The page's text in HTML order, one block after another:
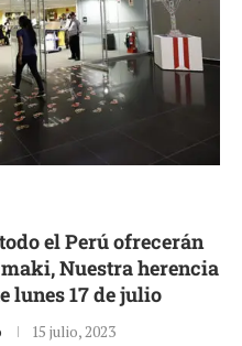
el Perú ofrecerán
Nuestra herencia
lunes 17 de julio
15 julio, 2023